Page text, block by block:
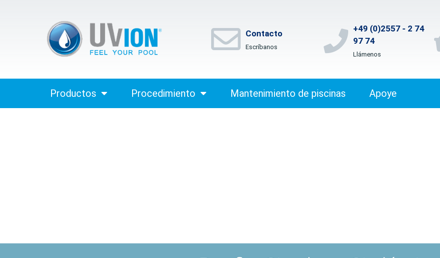
Contacto
Escríbanos
+49 (0)2557 - 2 74
97 74
Llámenos
Productos Procedimiento Mantenimiento de piscinas Apoye